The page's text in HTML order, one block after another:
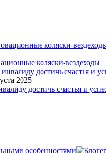
коляски-вездеходы
2025
достичь счастья и